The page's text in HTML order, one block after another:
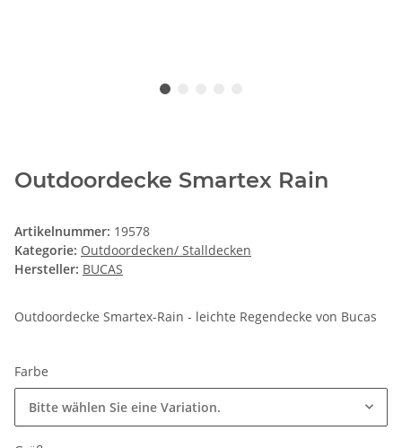
Outdoordecke Smartex Rain
Artikelnummer: 19578
Kategorie: Outdoordecken/ Stalldecken
Hersteller: BUCAS
Outdoordecke Smartex-Rain - leichte Regendecke von Bucas
Farbe
Bitte wählen Sie eine Variation.